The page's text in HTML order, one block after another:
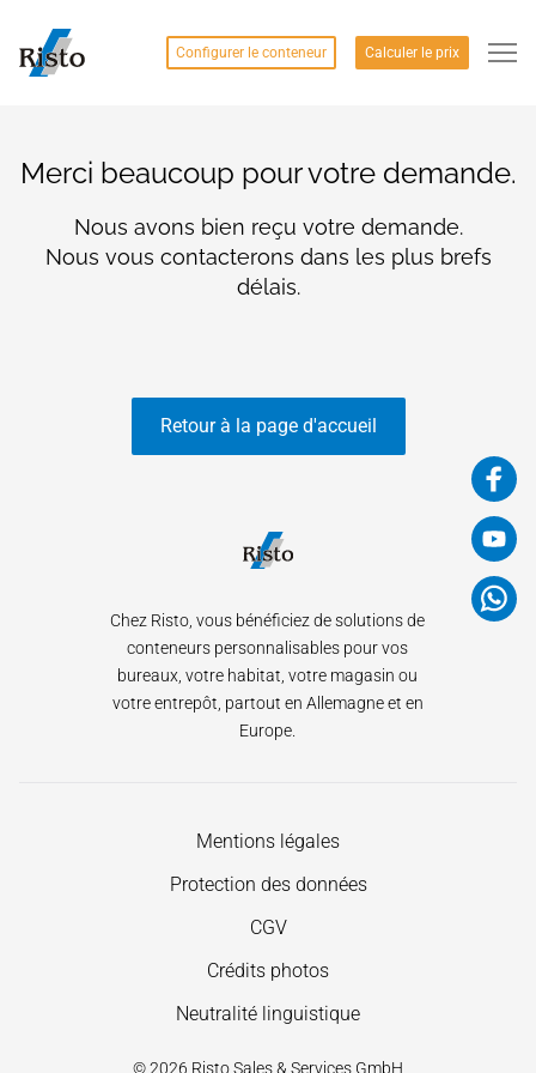
Configurer le conteneur Calculer le prix
Merci beaucoup pour votre demande.
Nous avons bien reçu votre demande.
Nous vous contacterons dans les plus brefs
délais.
Retour à la page d'accueil
Chez Risto, vous bénéficiez de solutions de
conteneurs personnalisables pour vos
bureaux, votre habitat, votre magasin ou
votre entrepôt, partout en Allemagne et en
Europe.
au
Mentions légales
Protection des données
CGV
Crédits photos
Neutralité linguistique
© 2026 Risto Sales & Services GmbH